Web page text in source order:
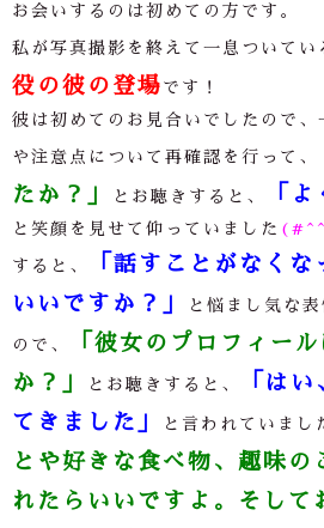
お会いするのは初めての方です。
私が写真撮影を終えて一息ついてい
役の彼の登場 です！
彼は初めてのお見合いでしたので、
や注意点について再確認を行って、
たか？」
とお聴きすると、 「
と笑顔を見せて仰っていました
すると、
「話すことがなく
いいですか？」
と悩まし気な
ので、
「彼女のプロフィー
か？」
とお聴きすると、
「は
てきました」
と言われていまし
とや好きな食べ物、趣味の
れたらいいですよ。そして